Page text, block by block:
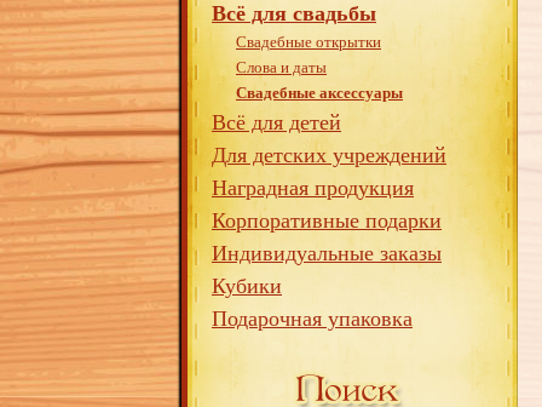
Всё для свадьбы
Свадебные открытки
Слова и даты
Свадебные аксессуары
Всё для детей
Для детских учреждений
Наградная продукция
Корпоративные подарки
Индивидуальные заказы
Кубики
Подарочная упаковка